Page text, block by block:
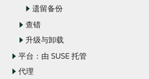
遗留备份
查错
升级与卸载
平台：由 SUSE 托管
代理